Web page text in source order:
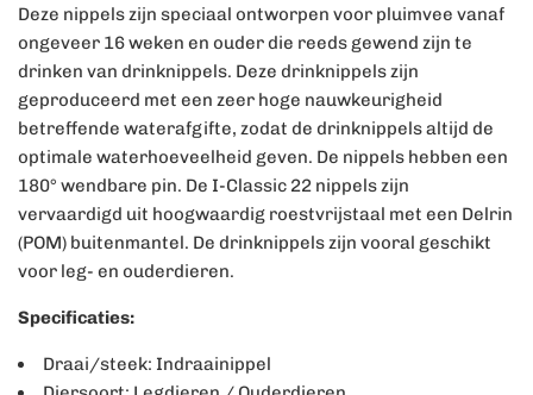
Deze nippels zijn speciaal ontworpen voor pluimvee vanaf
ongeveer 16 weken en ouder die reeds gewend zijn te
drinken van drinknippels. Deze drinknippels zijn
geproduceerd met een zeer hoge nauwkeurigheid
betreffende waterafgifte, zodat de drinknippels altijd de
optimale waterhoeveelheid geven. De nippels hebben een
180° wendbare pin. De I-Classic 22 nippels zijn
vervaardigd uit hoogwaardig roestvrijstaal met een Delrin
(POM) buitenmantel. De drinknippels zijn vooral geschikt
voor leg- en ouderdieren.
Specificaties:
Draai/steek: Indraainippel